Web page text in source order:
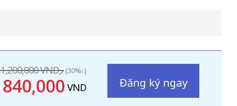
1,200,000 VND 30%
840,000 VND